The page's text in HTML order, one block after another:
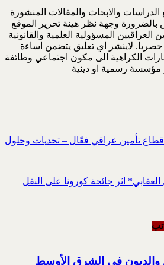
والابحاث والمقالات المنشورة
وجهة نظر هيئة تحرير الموقع
العراقيين المسؤولية العلمية والقانونية
لاينشر اي تعليق يتضمن اساءة
الكراهية الى مكون اجتماعي وطائفة
مؤسسة رسمية او دينية
تأمين عراقي فعّال – تحديات وحلول
اثر جائحة كورونا على النقل
والديون في الشرق الأوسط